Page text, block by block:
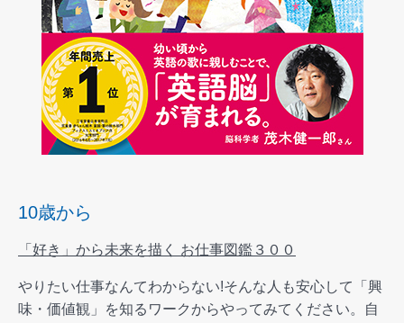
10歳から
「好き」から未来を描く お仕事図鑑３００
やりたい仕事なんてわからない!そんな人も安心して「興
味・価値観」を知るワークからやってみてください。自